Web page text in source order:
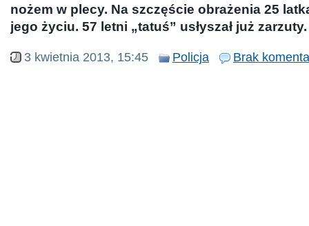
nożem w plecy. Na szczęście obrażenia 25
jego życiu. 57 letni „tatuś” usłyszał już zarzuty.
3 kwietnia 2013, 15:45 Policja Brak